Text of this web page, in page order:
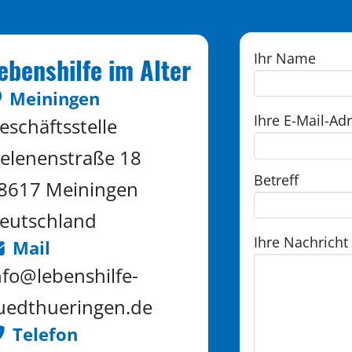
im Alter
Meiningen
18
Meiningen
Mail
Telefon
Ihr Name
Ihre E-Mail-
Betreff
Ihre Nachricht